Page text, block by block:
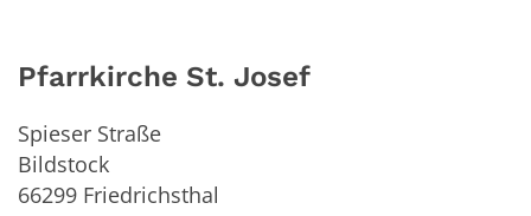
Pfarrkirche St. Josef
Spieser Straße
Bildstock
66299 Friedrichsthal